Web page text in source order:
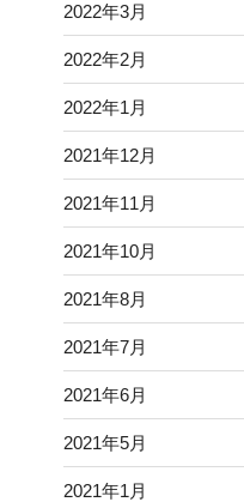
2022年3月
2022年2月
2022年1月
2021年12月
2021年11月
2021年10月
2021年8月
2021年7月
2021年6月
2021年5月
2021年1月